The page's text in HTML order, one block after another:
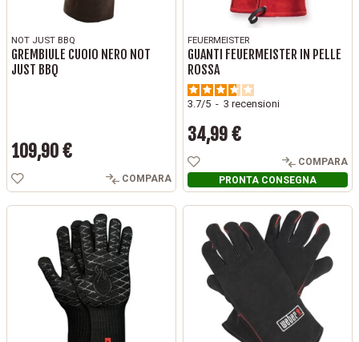
NOT JUST BBQ
GREMBIULE CUOIO NERO NOT
JUST BBQ
Prezzo
109,90 €
COMPARA
FEUERMEISTER
GUANTI FEUERMEISTER IN PELLE
ROSSA
3.7/5 - 3 recensioni
Prezzo
34,99 €
COMPARA
PRONTA CONSEGNA